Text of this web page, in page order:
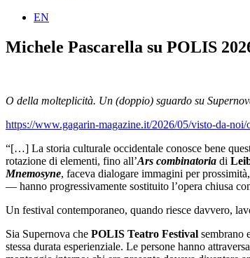
EN
Michele Pascarella su POLIS
O della molteplicità. Un (doppio) sguardo su
https://www.gagarin-magazine.it/2026/05/visto-da-
“[…] La storia culturale occidentale conosce bene
rotazione di elementi, fino all’Ars combinatoria di
Mnemosyne, faceva dialogare immagini per
— hanno progressivamente sostituito l’opera chiusa
Un festival contemporaneo, quando riesce davvero,
Sia Supernova che POLIS Teatro Festival sembrano
stessa durata esperienziale. Le persone hanno